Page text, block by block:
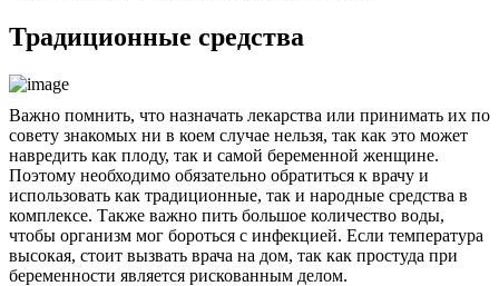
Традиционные средства
Важно помнить, что назначать лекарства или принимать их по
совету знакомых ни в коем случае нельзя, так как это может
навредить как плоду, так и самой беременной женщине.
Поэтому необходимо обязательно обратиться к врачу и
использовать как традиционные, так и народные средства в
комплексе. Также важно пить большое количество воды,
чтобы организм мог бороться с инфекцией. Если температура
высокая, стоит вызвать врача на дом, так как простуда при
беременности является рискованным делом.